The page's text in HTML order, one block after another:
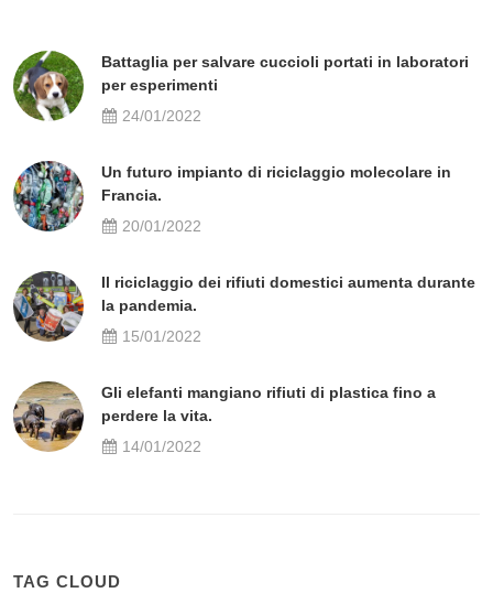
Battaglia per salvare cuccioli portati in laboratori
per esperimenti
24/01/2022
Un futuro impianto di riciclaggio molecolare in
Francia.
20/01/2022
Il riciclaggio dei rifiuti domestici aumenta durante
la pandemia.
15/01/2022
Gli elefanti mangiano rifiuti di plastica fino a
perdere la vita.
14/01/2022
TAG CLOUD